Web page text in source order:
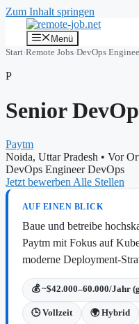
Zum Inhalt springen
Menü
Start›Remote Jobs›DevOps
P
Senior
Paytm
Noida, Uttar Pradesh • Vor
DevOps Engineer DevOps
Jetzt bewerben Alle Stellen
AUF EINEN BLICK
Baue und betreibe
Paytm mit Fokus auf
moderne Deployment-
💰 ~$42.000–60.000/Jahr
🕒 Vollzeit 🌍 Hybrid